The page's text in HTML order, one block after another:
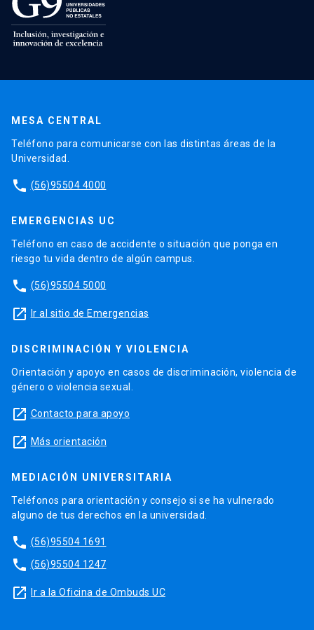
MESA CENTRAL
Teléfono para comunicarse con las distintas áreas de la
Universidad.
phone (56)95504 4000
EMERGENCIAS UC
Teléfono en caso de accidente o situación que ponga en
riesgo tu vida dentro de algún campus.
phone (56)95504 5000
launch Ir al sitio de Emergencias
DISCRIMINACIÓN Y VIOLENCIA
Orientación y apoyo en casos de discriminación, violencia de
género o violencia sexual.
launch Contacto para apoyo
launch Más orientación
MEDIACIÓN UNIVERSITARIA
Teléfonos para orientación y consejo si se ha vulnerado
alguno de tus derechos en la universidad.
phone (56)95504 1691
phone (56)95504 1247
launch Ir a la Oficina de Ombuds UC